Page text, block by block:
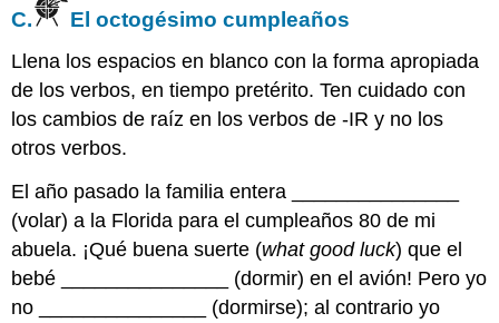
C. El octogésimo cumpleaños
Llena los espacios en blanco con la forma apropiada
de los verbos, en tiempo pretérito. Ten cuidado con
los cambios de raíz en los verbos de -IR y no los
otros verbos.
El año pasado la familia entera _______________
(volar) a la Florida para el cumpleaños 80 de mi
abuela. ¡Qué buena suerte (what good luck) que el
bebé _______________ (dormir) en el avión! Pero yo
no _______________ (dormirse); al contrario yo